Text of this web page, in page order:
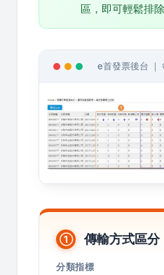
區，即可輕鬆排除
e首發票後台 ｜
① 傳輸方式區分
分類指標